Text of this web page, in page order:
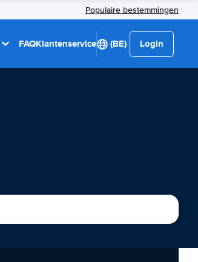
Populaire bestemmingen
FAQKlantenservice (BE) Login